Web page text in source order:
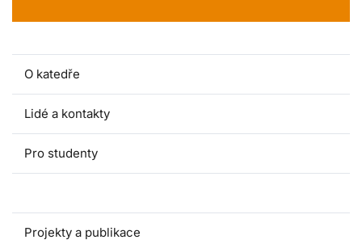
O katedře
Lidé a kontakty
Pro studenty
Projekty a publikace